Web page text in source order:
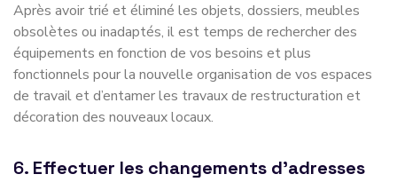
Après avoir trié et éliminé les objets, dossiers, meubles
obsolètes ou inadaptés, il est temps de rechercher des
équipements en fonction de vos besoins et plus
fonctionnels pour la nouvelle organisation de vos espaces
de travail et d’entamer les travaux de restructuration et
décoration des nouveaux locaux.
6. Effectuer les changements d’adresses